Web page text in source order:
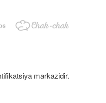
markazidir.